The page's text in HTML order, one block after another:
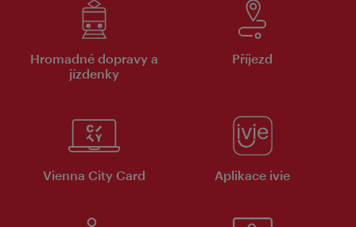
Hromadné dopravy a
jízdenky
Příjezd
Vienna City Card Aplikace ivie